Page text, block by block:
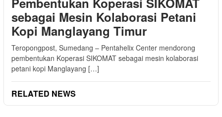
sebagai Mesin Kolaborasi Petani
Kopi Manglayang Timur
Teropongpost, Sumedang – Pentahelix Center mendorong
pembentukan Koperasi SIKOMAT sebagai mesin kolaborasi
petani kopi Manglayang […]
RELATED NEWS